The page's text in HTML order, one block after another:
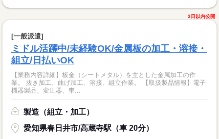
3日以内公開
[一般派遣]
ミドル活躍中/未経験OK/金属板の加工・溶接・
組立/日払いOK
【業務内容詳細】板金（シートメタル）を主とした金属加工の作
業。 抜き加工、曲げ加工、溶接、組立作業。 【取扱製品情報】電子
機器製品、変圧器、車...
製造（組立・加工）
愛知県春日井市/高蔵寺駅（車 20分）